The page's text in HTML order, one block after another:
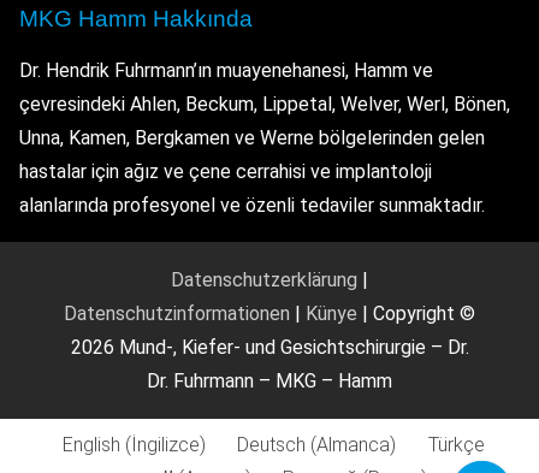
MKG Hamm Hakkında
Dr. Hendrik Fuhrmann’ın muayenehanesi, Hamm ve
çevresindeki Ahlen, Beckum, Lippetal, Welver, Werl, Bönen,
Unna, Kamen, Bergkamen ve Werne bölgelerinden gelen
hastalar için ağız ve çene cerrahisi ve implantoloji
alanlarında profesyonel ve özenli tedaviler sunmaktadır.
Datenschutzerklärung |
Datenschutzinformationen | Künye | Copyright ©
2026 Mund-, Kiefer- und Gesichtschirurgie – Dr.
Dr. Fuhrmann – MKG – Hamm
English (İngilizce) Deutsch (Almanca)
Türkçe